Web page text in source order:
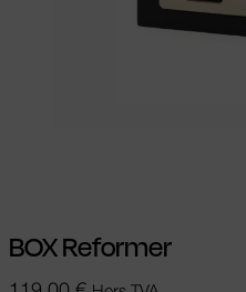
BOX Reformer